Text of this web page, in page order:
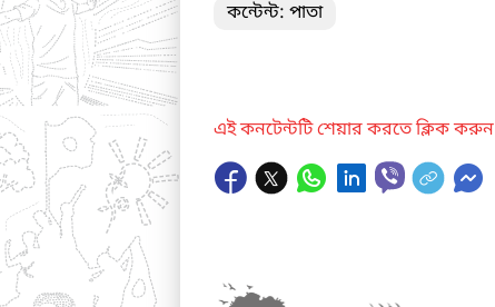
কন্টেন্ট: পাতা
এই কনটেন্টটি শেয়ার করতে ক্লিক করুন